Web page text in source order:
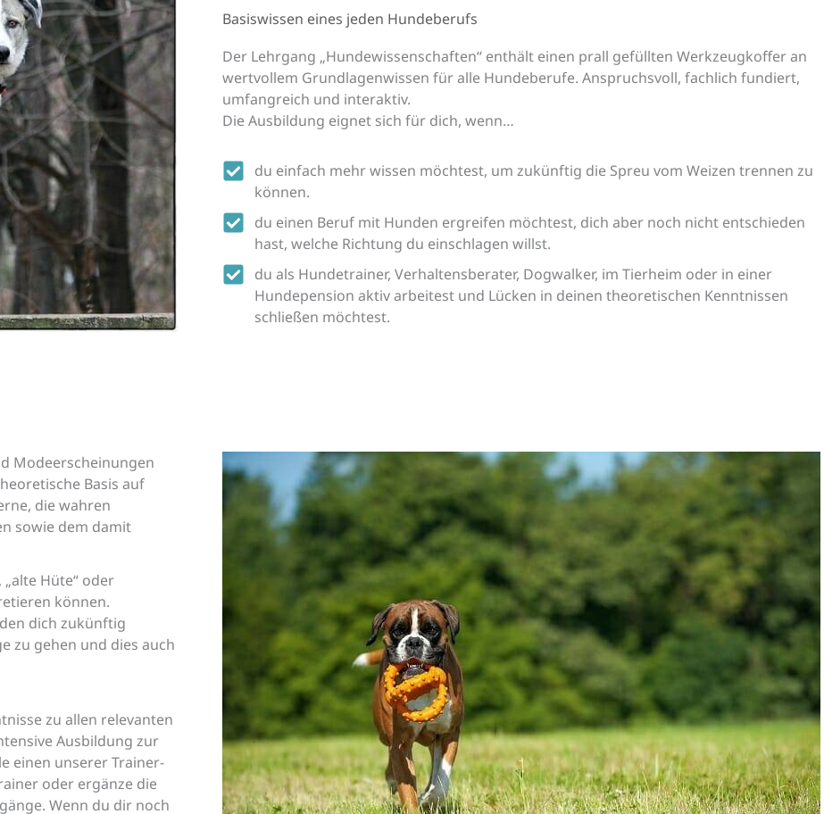
Basiswissen eines jeden Hundeberufs
Der Lehrgang „Hundewissenschaften“ enthält einen prall gefüllten Werkzeugkoffer an
wertvollem Grundlagenwissen für alle Hundeberufe. Anspruchsvoll, fachlich fundiert,
umfangreich und interaktiv.
Die Ausbildung eignet sich für dich, wenn…
du einfach mehr wissen möchtest, um zukünftig die Spreu vom Weizen trennen zu
können.
du einen Beruf mit Hunden ergreifen möchtest, dich aber noch nicht entschieden
hast, welche Richtung du einschlagen willst.
du als Hundetrainer, Verhaltensberater, Dogwalker, im Tierheim oder in einer
Hundepension aktiv arbeitest und Lücken in deinen theoretischen Kenntnissen
schließen möchtest.
Modeerscheinungen
Basis auf
die wahren
sowie dem damit
Hüte“ oder
können.
dich zukünftig
zu gehen und dies auch
zu allen relevanten
Ausbildung zur
einen unserer Trainer-
oder ergänze die
Wenn du dir noch